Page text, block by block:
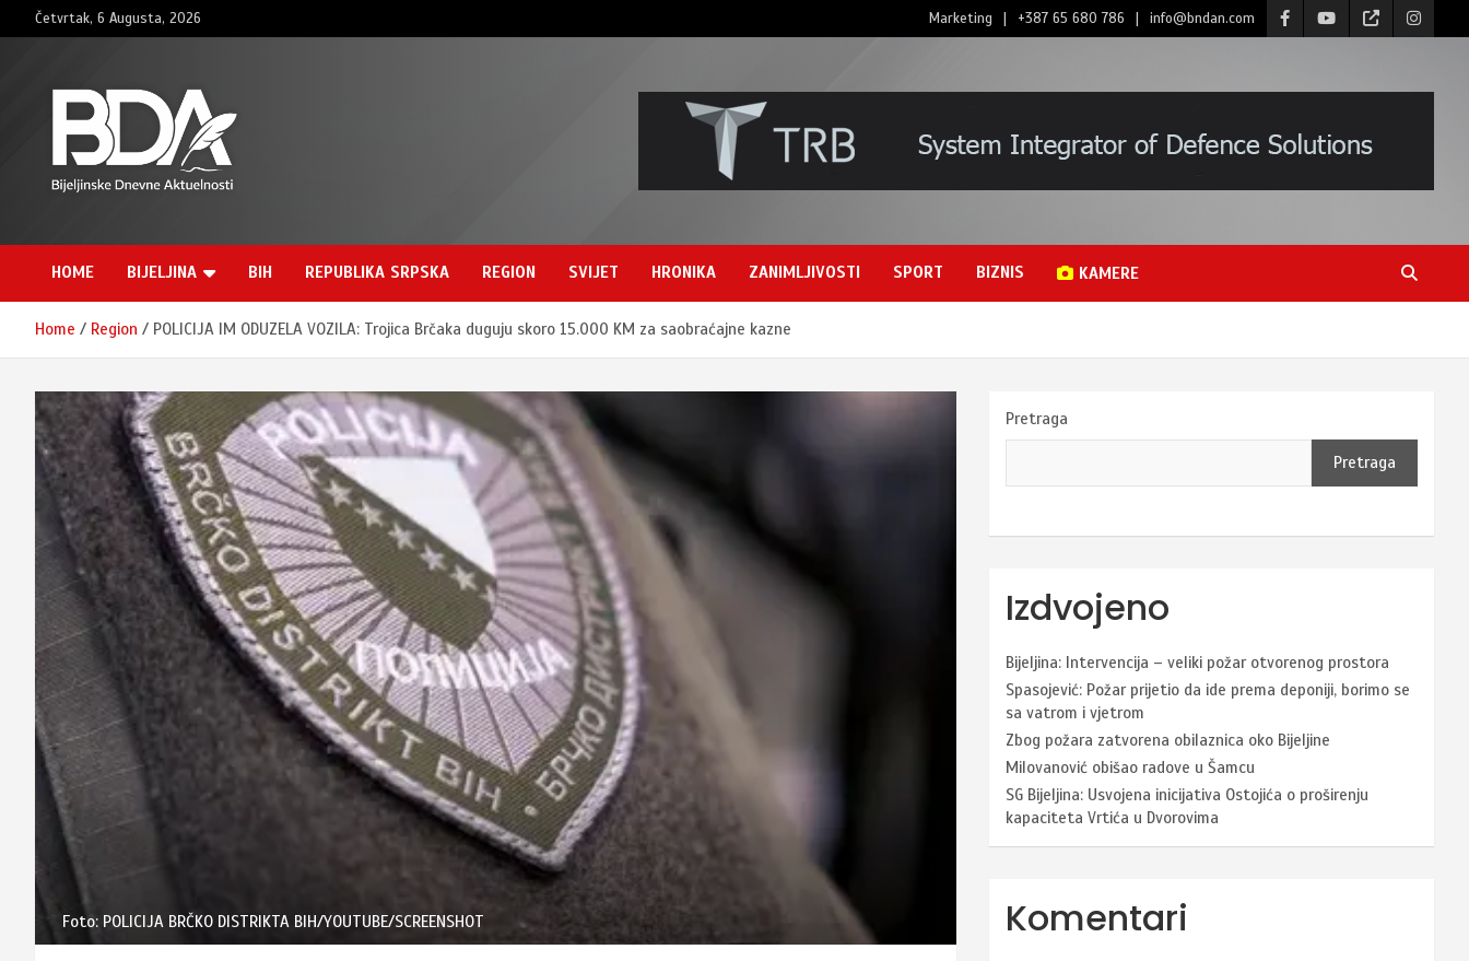
to
Četvrtak, 6 Augusta, 2026 Marketing +387 65 680 786 info@bndan.com
BNDAN.com
HOME BIJELJINA BIH REPUBLIKA SRPSKA REGION SVIJET HRONIKA ZANIMLJIVOSTI SPORT BIZNIS KAMERE
Home Region POLICIJA IM ODUZELA VOZILA: Trojica Brčaka duguju skoro 15.000 KM za saobraćajne kazne
Foto: POLICIJA BRČKO DISTRIKTA BIH/YOUTUBE/SCREENSHOT
Pretraga
Pretraga
Izdvojeno
Bijeljina: Intervencija – veliki požar otvorenog prostora
Spasojević: Požar prijetio da ide prema deponiji, borimo se
sa vatrom i vjetrom
Zbog požara zatvorena obilaznica oko Bijeljine
Milovanović obišao radove u Šamcu
SG Bijeljina: Usvojena inicijativa Ostojića o proširenju
kapaciteta Vrtića u Dvorovima
Komentari